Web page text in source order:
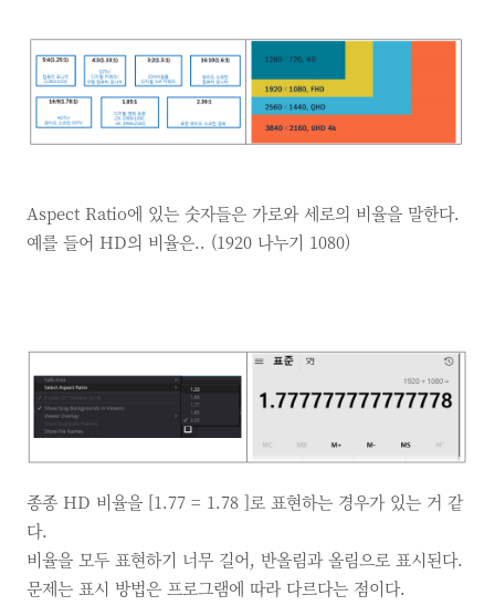
Aspect Ratio에 있는 숫자들은 가로와 세로의 비율을 말한다.
예를 들어 HD의 비율은.. (1920 나누기 1080)
종종 HD 비율을 [1.77 = 1.78 ]로 표현하는 경우가 있는 거 같
다.
비율을 모두 표현하기 너무 길어, 반올림과 올림으로 표시된다.
문제는 표시 방법은 프로그램에 따라 다르다는 점이다.